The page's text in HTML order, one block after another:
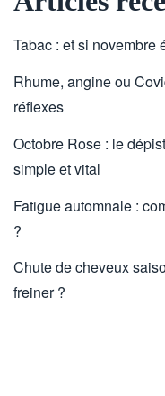
Tabac : et si novembre
Rhume, angine ou
réflexes
Octobre Rose : le
simple et vital
Fatigue automnale :
?
Chute de cheveux
freiner ?